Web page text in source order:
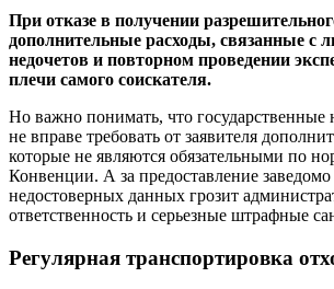
При отказе в получении
дополнительные расходы, связанные с
недочетов и повторном проведении
плечи самого соискателя.
Но важно понимать, что государственные
не вправе требовать от заявителя
которые не являются обязательными по
Конвенции. А за предоставление
недостоверных данных грозит
ответственность и серьезные штрафные
Регулярная транспортировка